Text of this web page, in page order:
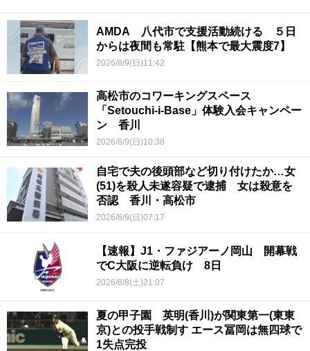
AMDA 八代市で支援活動続ける ５日
からは夜間も常駐【熊本で最大震度7】
2026/8/9(日)11:42
高松市のコワーキングスペース
「Setouchi-i-Base」体験入会キャンペー
ン 香川
2026/8/9(日)10:38
自宅で夫の後頭部など切り付けたか…女
(51)を殺人未遂容疑で逮捕 女は殺意を
否認 香川・高松市
2026/8/9(日)07:17
【速報】J1・ファジアーノ岡山 開幕戦
でC大阪に逆転負け 8日
2026/8/8(土)21:07
夏の甲子園 英明(香川)が関東第一(東東
京)との投手戦制す エース冨岡は無四球で
1失点完投